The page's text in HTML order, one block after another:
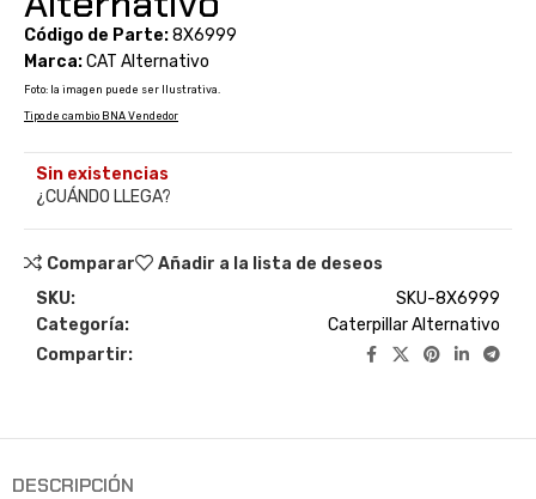
Código de Parte:8X6999
Marca:CAT Alternativo
Foto: la imagen puede ser Ilustrativa.
Tipo de cambio BNA Vendedor
Sin existencias
¿CUÁNDO LLEGA?
Comparar
Añadir a la lista de deseos
SKU:
SKU-8X6999
Categoría:
Caterpillar Alternativo
Compartir:
DESCRIPCIÓN